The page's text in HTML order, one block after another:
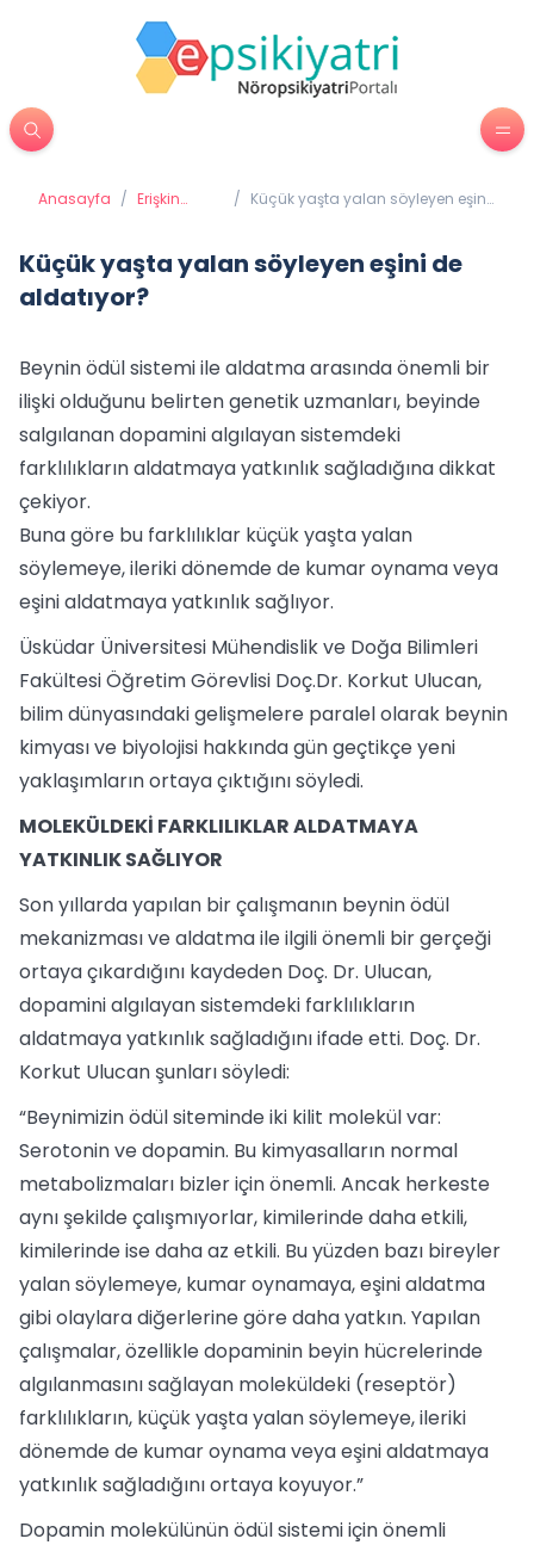
Anasayfa / Erişkin
/ Küçük yaşta yalan söyleyen eşini
Küçük yaşta yalan söyleyen eşini de
aldatıyor?
Beynin ödül sistemi ile aldatma arasında önemli bir
ilişki olduğunu belirten genetik uzmanları, beyinde
salgılanan dopamini algılayan sistemdeki
farklılıkların aldatmaya yatkınlık sağladığına dikkat
çekiyor.
Buna göre bu farklılıklar küçük yaşta yalan
söylemeye, ileriki dönemde de kumar oynama veya
eşini aldatmaya yatkınlık sağlıyor.
Üsküdar Üniversitesi Mühendislik ve Doğa Bilimleri
Fakültesi Öğretim Görevlisi Doç.Dr. Korkut Ulucan,
bilim dünyasındaki gelişmelere paralel olarak beynin
kimyası ve biyolojisi hakkında gün geçtikçe yeni
yaklaşımların ortaya çıktığını söyledi.
MOLEKÜLDEKİ FARKLILIKLAR ALDATMAYA
YATKINLIK SAĞLIYOR
Son yıllarda yapılan bir çalışmanın beynin ödül
mekanizması ve aldatma ile ilgili önemli bir gerçeği
ortaya çıkardığını kaydeden Doç. Dr. Ulucan,
dopamini algılayan sistemdeki farklılıkların
aldatmaya yatkınlık sağladığını ifade etti. Doç. Dr.
Korkut Ulucan şunları söyledi:
“Beynimizin ödül siteminde iki kilit molekül var:
Serotonin ve dopamin. Bu kimyasalların normal
metabolizmaları bizler için önemli. Ancak herkeste
aynı şekilde çalışmıyorlar, kimilerinde daha etkili,
kimilerinde ise daha az etkili. Bu yüzden bazı bireyler
yalan söylemeye, kumar oynamaya, eşini aldatma
gibi olaylara diğerlerine göre daha yatkın. Yapılan
çalışmalar, özellikle dopaminin beyin hücrelerinde
algılanmasını sağlayan moleküldeki (reseptör)
farklılıkların, küçük yaşta yalan söylemeye, ileriki
dönemde de kumar oynama veya eşini aldatmaya
yatkınlık sağladığını ortaya koyuyor.”
Dopamin molekülünün ödül sistemi için önemli